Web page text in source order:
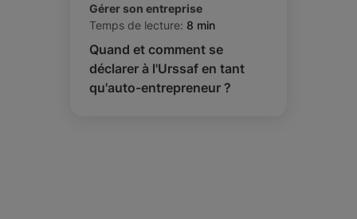
Gérer son entreprise
Temps de lecture: 8 min
Quand et comment se
déclarer à l'Urssaf en tant
qu'auto-entrepreneur ?